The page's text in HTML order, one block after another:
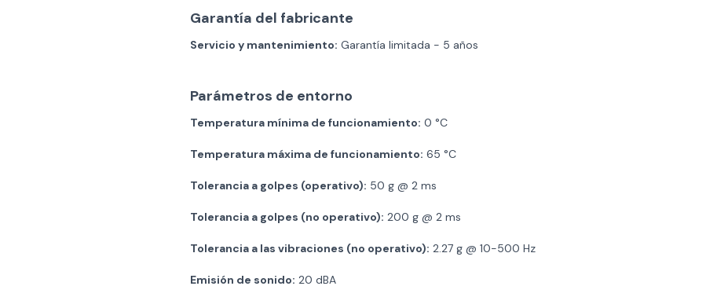
Garantía del fabricante
Servicio y mantenimiento: Garantía limitada - 5 años
Parámetros de entorno
Temperatura mínima de funcionamiento: 0 °C
Temperatura máxima de funcionamiento: 65 °C
Tolerancia a golpes (operativo): 50 g @ 2 ms
Tolerancia a golpes (no operativo): 200 g @ 2 ms
Tolerancia a las vibraciones (no operativo): 2.27 g @ 10-500 Hz
Emisión de sonido: 20 dBA